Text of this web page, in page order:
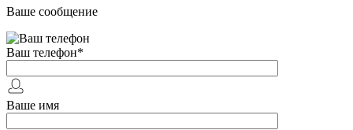
Ваше сообщение
Ваш телефон*
Ваше имя